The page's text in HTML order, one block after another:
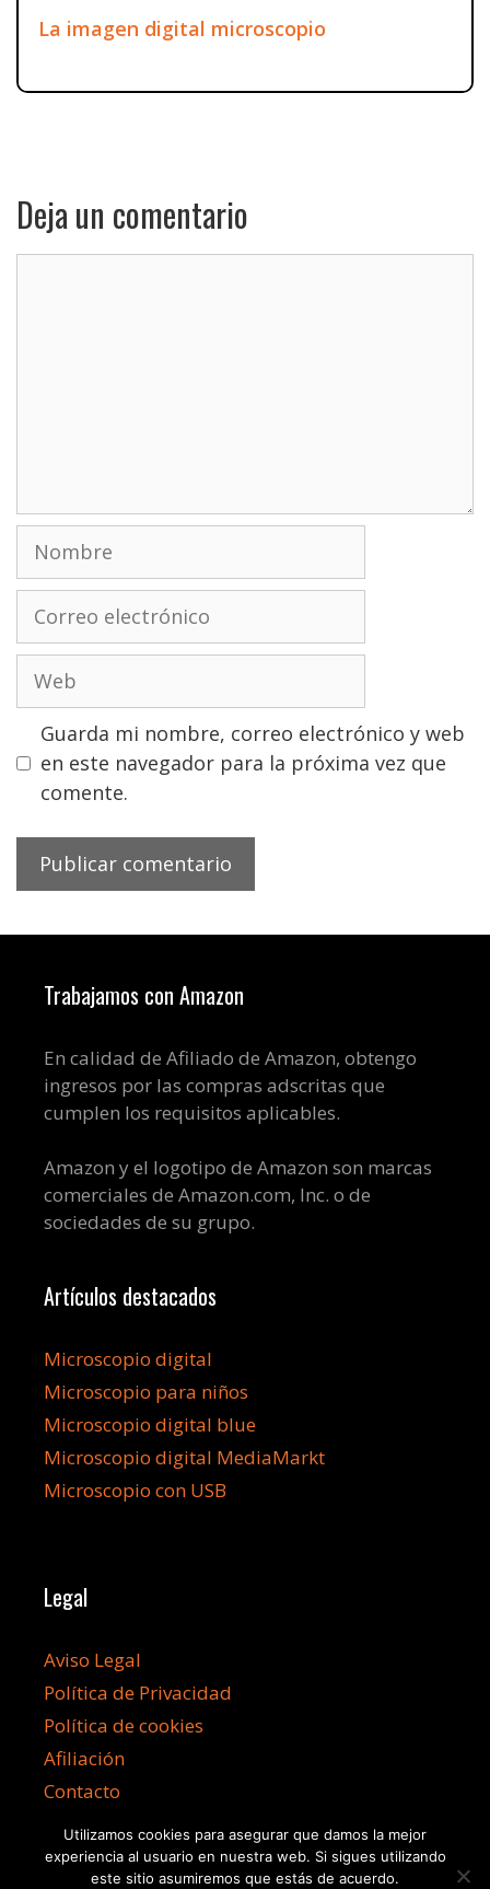
La imagen digital microscopio
Deja un comentario
Nombre
electrónico
Guarda mi nombre, correo electrónico y web
en este navegador para la próxima vez que
comente.
Trabajamos con Amazon
En calidad de Afiliado de Amazon, obtengo
ingresos por las compras adscritas que
cumplen los requisitos aplicables.
Amazon y el logotipo de Amazon son marcas
comerciales de Amazon.com, Inc. o de
sociedades de su grupo.
Artículos destacados
Microscopio digital
Microscopio para niños
Microscopio digital blue
Microscopio digital MediaMarkt
Microscopio con USB
Legal
Aviso Legal
Política de Privacidad
Política de cookies
Afiliación
Contacto
Utilizamos cookies para asegurar que damos la mejor
experiencia al usuario en nuestra web. Si sigues utilizando
este sitio asumiremos que estás de acuerdo.